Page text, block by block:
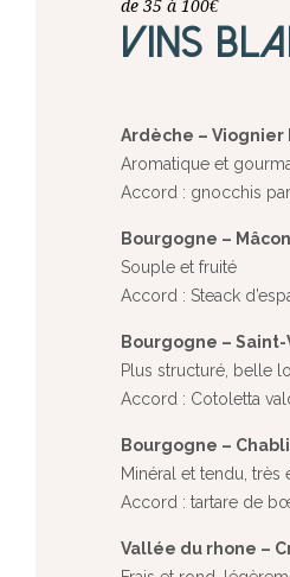
de 35 à 100€
VINS
Ardèche – Viognier
Aromatique et
Accord : gnocchis
Bourgogne –
Souple et fruité
Accord : Steack
Bourgogne – Saint-
Plus structuré, belle
Accord : Cotoletta
Bourgogne –
Minéral et tendu, très
Accord : tartare de
Vallée du rhone –